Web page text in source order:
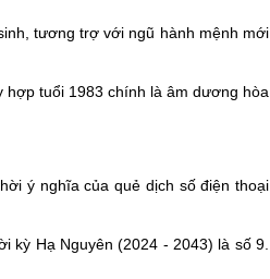
tương trợ với ngũ hành mệnh mới
tuổi 1983 chính là âm dương hòa
ý nghĩa của quẻ dịch số điện thoại
kỳ Hạ Nguyên (2024 - 2043) là số 9.